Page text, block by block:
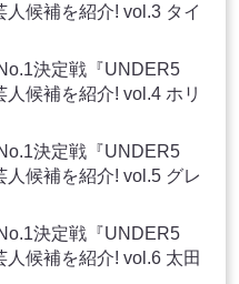
候補を紹介! vol.3 タイ
決定戦『UNDER5
候補を紹介! vol.4 ホリ
決定戦『UNDER5
候補を紹介! vol.5 グレ
決定戦『UNDER5
候補を紹介! vol.6 太田